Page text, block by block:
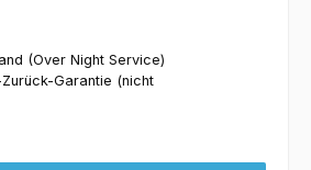
(Over Night Service)
Garantie (nicht